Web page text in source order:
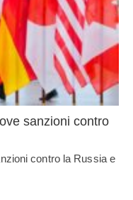
sanzioni contro
contro la Russia e